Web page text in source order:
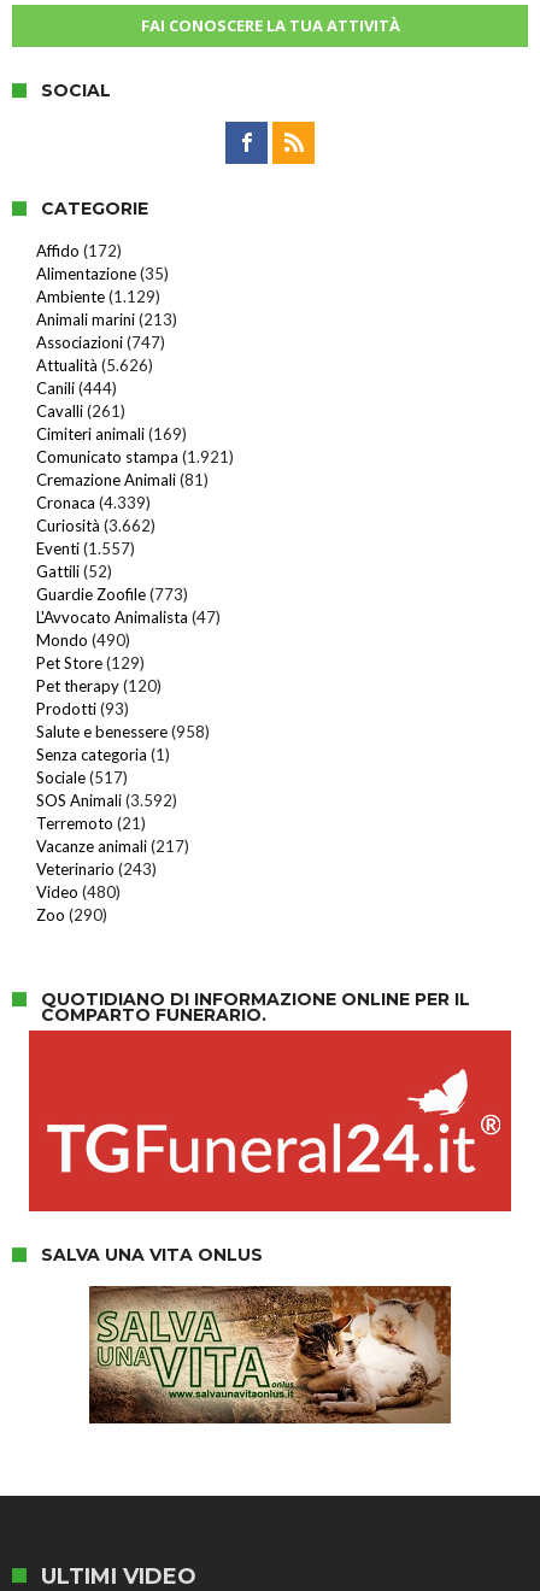
FAI CONOSCERE LA TUA ATTIVITÀ
SOCIAL
CATEGORIE
Affido (172)
Alimentazione(35)
Ambiente(1.129)
Animali marini(213)
Associazioni(747)
Attualità (5.626)
Canili(444)
Cavalli(261)
Cimiteri animali(169)
Comunicato stampa (1.921)
Cremazione Animali(81)
Cronaca (4.339)
Curiosità (3.662)
Eventi(1.557)
Gattili(52)
Guardie Zoofile(773)
L'Avvocato Animalista (47)
Mondo (490)
Pet Store(129)
Pet therapy(120)
Prodotti(93)
Salute e benessere(958)
Senza categoria (1)
Sociale(517)
SOS Animali(3.592)
Terremoto (21)
Vacanze animali(217)
Veterinario (243)
Video (480)
Zoo (290)
QUOTIDIANO DI INFORMAZIONE ONLINE PER IL
COMPARTO FUNERARIO.
SALVA UNA VITA ONLUS
ULTIMI VIDEO